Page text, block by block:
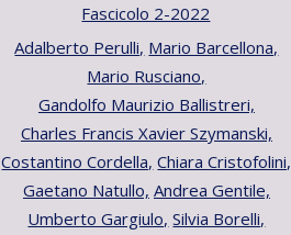
Fascicolo 2-2022
Adalberto Perulli, Mario Barcellona,
Mario Rusciano,
Gandolfo Maurizio Ballistreri,
Charles Francis Xavier Szymanski,
Costantino Cordella, Chiara Cristofolini,
Gaetano Natullo, Andrea Gentile,
Umberto Gargiulo, Silvia Borelli,